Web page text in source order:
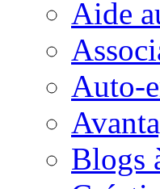
Aide
Auto-
Blogs